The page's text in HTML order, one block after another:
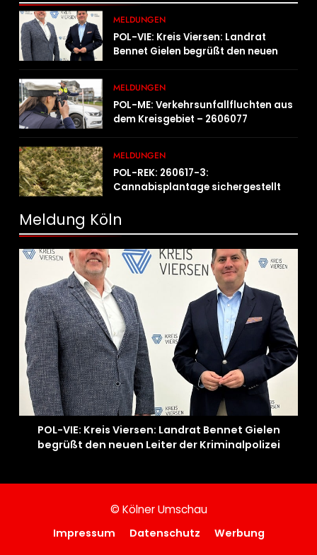
MELDUNGEN
POL-VIE: Kreis Viersen: Landrat
Bennet Gielen begrüßt den neuen
MELDUNGEN
POL-ME: Verkehrsunfallfluchten aus
dem Kreisgebiet – 2606077
MELDUNGEN
POL-REK: 260617-3:
Cannabisplantage sichergestellt
Meldung Köln
POL-VIE: Kreis Viersen: Landrat Bennet Gielen
begrüßt den neuen Leiter der Kriminalpolizei
© Kölner Umschau
Impressum Datenschutz Werbung